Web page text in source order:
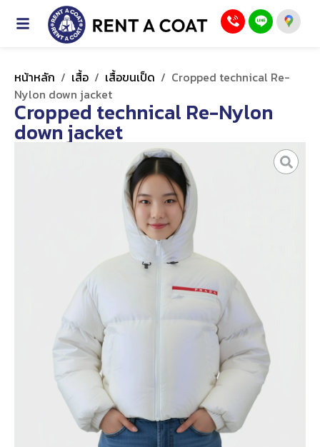
หน้าหลัก / เสื้อ / เสื้อขนเป็ด / Cropped technical Re-
Nylon down jacket
Cropped technical Re-Nylon
down jacket